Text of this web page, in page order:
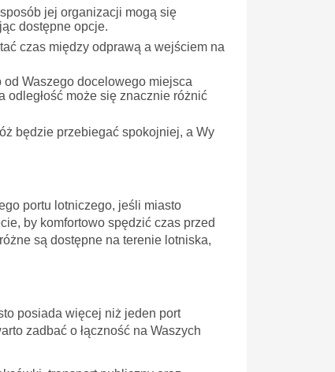
jej organizacji mogą się
dostępne opcje.
czas między odprawą a wejściem na
Waszego docelowego miejsca
odległość może się znacznie różnić
będzie przebiegać spokojniej, a Wy
portu lotniczego, jeśli miasto
by komfortowo spędzić czas przed
są dostępne na terenie lotniska,
posiada więcej niż jeden port
zadbać o łączność na Waszych